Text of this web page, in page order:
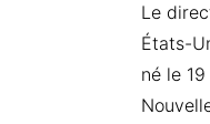
Le
États-
né le